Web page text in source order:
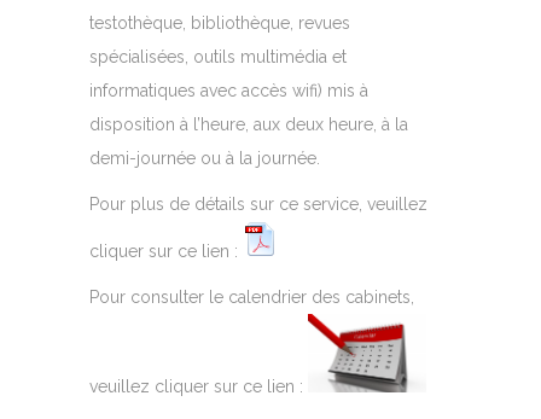
testothèque, bibliothèque, revues
spécialisées, outils multimédia et
informatiques avec accès wifi) mis à
disposition à l’heure, aux deux heure, à la
demi-journée ou à la journée.
Pour plus de détails sur ce service, veuillez
cliquer sur ce lien :
Pour consulter le calendrier des cabinets,
veuillez cliquer sur ce lien :